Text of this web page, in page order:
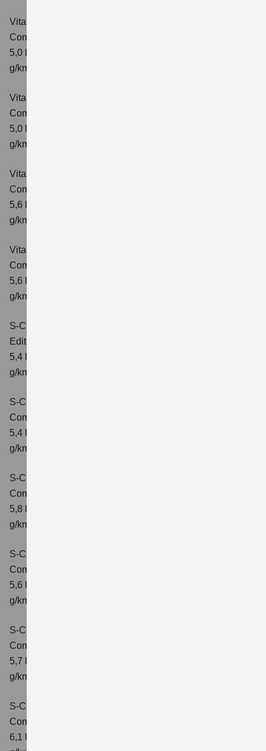
Vitara 1.5 DUALJET HYBRID AGS
Comfort
5,0 l/100km; kombinierter Wert der CO₂-Emission: 113
g/km; CO₂-Klasse: C
Vitara 1.5 DUALJET HYBRID AGS
Comfort+
5,0 l/100km; kombinierter Wert der CO₂-Emission: 114
g/km; CO₂-Klasse: C
Vitara 1.5 DUALJET HYBRID ALLGRIP AGS
Comfort
5,6 l/100km; kombinierter Wert der CO₂-Emission: 126
g/km; CO₂-Klasse: D
Vitara 1.5 DUALJET HYBRID ALLGRIP AGS
Comfort+
5,6 l/100km; kombinierter Wert der CO₂-Emission: 127
g/km; CO₂-Klasse: D
S-Cross 1.4 BOOSTERJET HYBRID
Edition
5,4 l/100 km; kombinierter Wert der CO2-Emission: 121
g/km; CO2-Klasse: D
S-Cross 1.4 BOOSTERJET HYBRID
Comfort
5,4 l/100 km; kombinierter Wert der CO2-Emission: 121
g/km; CO2-Klasse: D
S-Cross 1.4 BOOSTERJET HYBRID AT
Comfort
5,8 l/100 km; kombinierter Wert der CO2-Emission: 132
g/km; CO2-Klasse: D
S-Cross 1.4 BOOSTERJET HYBRID ALLGRIP
Comfort
5,6 l/100 km; kombinierter Wert der CO2-Emission: 131
g/km; CO2-Klasse: D
S-Cross 1.4 BOOSTERJET HYBRID ALLGRIP
Comfort+
5,7 l/100 km; kombinierter Wert der CO2-Emission: 131
g/km; CO2-Klasse: D
S-Cross 1.4 BOOSTERJET HYBRID ALLGRIP AT
Comfort+
6,1 l/100 km; kombinierter Wert der CO2-Emission: 141